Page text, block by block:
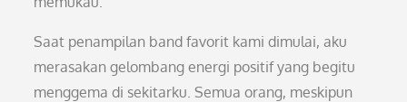
Saat penampilan band favorit kami dimulai, aku
merasakan gelombang energi positif yang begitu
menggema di sekitarku. Semua orang, meskipun